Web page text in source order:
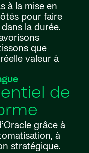
à la mise en
pour faire
la durée.
que
valeur à
de
grâce à
à
stratégique.